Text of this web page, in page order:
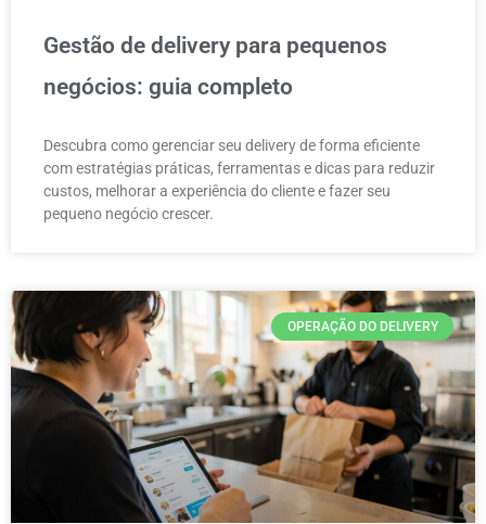
Gestão de delivery para pequenos
negócios: guia completo
Descubra como gerenciar seu delivery de forma eficiente
com estratégias práticas, ferramentas e dicas para reduzir
custos, melhorar a experiência do cliente e fazer seu
pequeno negócio crescer.
OPERAÇÃO DO DELIVERY